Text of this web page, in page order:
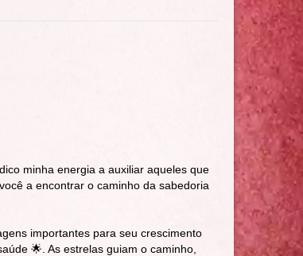
minha energia a auxiliar aqueles que
a encontrar o caminho da sabedoria
importantes para seu crescimento
🌟. As estrelas guiam o caminho,